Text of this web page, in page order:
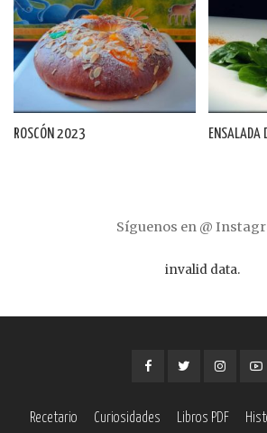
ROSCÓN 2023 ENSALADA
Síguenos en @
invalid data.
Recetario Curiosidades Libros PDF